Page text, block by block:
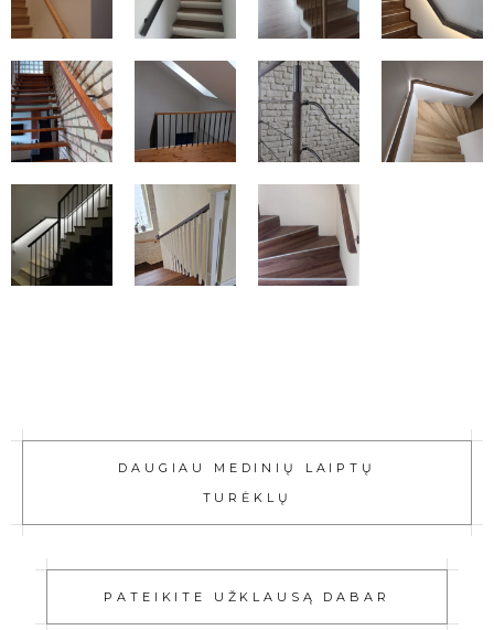
DAUGIAU MEDINIŲ LAIPTŲ
TURĖKLŲ
PATEIKITE UŽKLAUSĄ DABAR